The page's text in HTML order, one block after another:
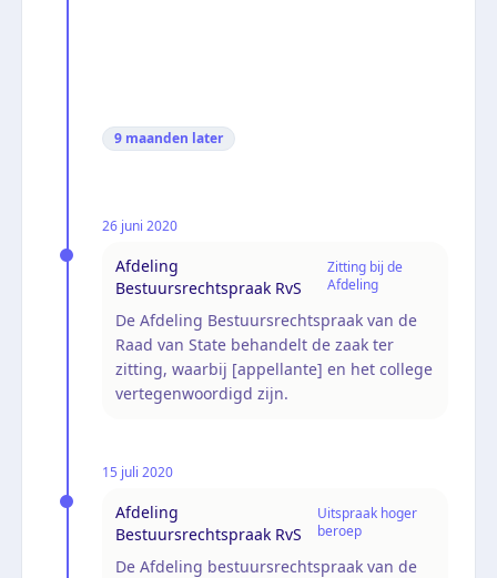
9 maanden later
26 juni 2020
Afdeling
Bestuursrechtspraak RvS
Zitting bij de
Afdeling
De Afdeling Bestuursrechtspraak van de
Raad van State behandelt de zaak ter
zitting, waarbij [appellante] en het college
vertegenwoordigd zijn.
15 juli 2020
Afdeling
Bestuursrechtspraak RvS
Uitspraak hoger
beroep
De Afdeling bestuursrechtspraak van de